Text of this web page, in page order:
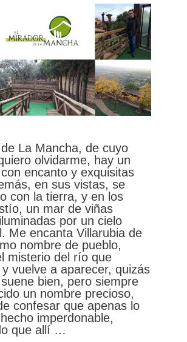
La Mancha, de cuyo
olvidarme, hay un
encanto y exquisitas
en sus vistas, se
con la tierra, y en los
un mar de viñas
por un cielo
Me encanta Villarubia de
nombre de pueblo,
misterio del río que
vuelve a aparecer, quizás
bien, pero siempre
un nombre precioso,
confesar que apenas lo
imperdonable,
que allí …